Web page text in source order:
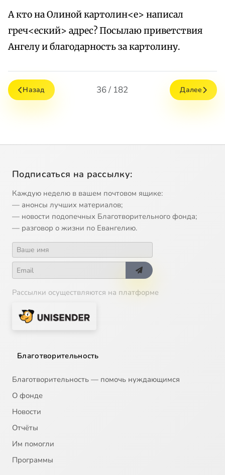
А кто на Олиной картолин<е> написал
греч<еский> адрес? Посылаю приветствия
Ангелу и благодарность за картолину.
Назад 36 / 182 Далее
Подписаться на рассылку:
Каждую неделю в вашем почтовом ящике:
— анонсы лучших материалов;
— новости подопечных Благотворительного фонда;
— разговор о жизни по Евангелию.
Рассылки осуществляются на платформе
Благотворительность
Благотворительность — помочь нуждающимся
О фонде
Новости
Отчёты
Им помогли
Программы